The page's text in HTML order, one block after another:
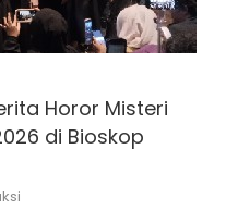
Horor Misteri
di Bioskop